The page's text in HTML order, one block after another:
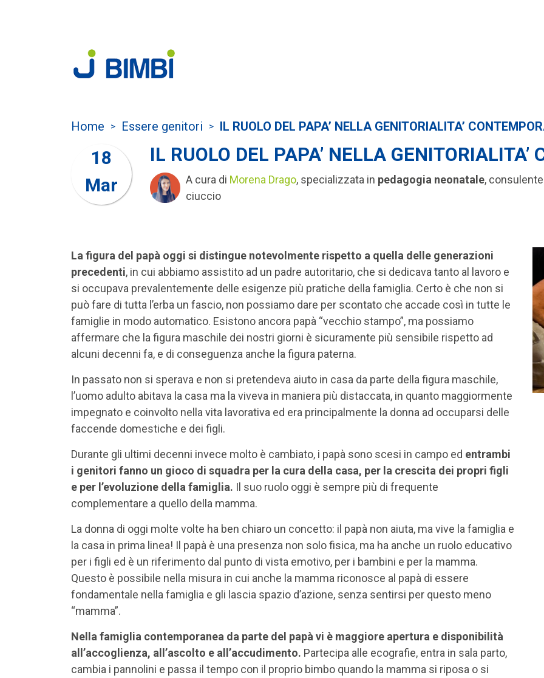
Home > Essere genitori > IL RUOLO DEL PAPA’ NELLA GENITORIALITA’
18
Mar
IL RUOLO DEL PAPA’ NELLA GENITORIALITA’
A cura di Morena Drago, specializzata in pedagogia neonatale,
ciuccio
La figura del papà oggi si distingue notevolmente rispetto a quella delle generazioni
precedenti, in cui abbiamo assistito ad un padre autoritario, che si dedicava tanto al lavoro e
si occupava prevalentemente delle esigenze più pratiche della famiglia. Certo è che non si
può fare di tutta l’erba un fascio, non possiamo dare per scontato che accade così in tutte le
famiglie in modo automatico. Esistono ancora papà “vecchio stampo”, ma possiamo
affermare che la figura maschile dei nostri giorni è sicuramente più sensibile rispetto ad
alcuni decenni fa, e di conseguenza anche la figura paterna.
In passato non si sperava e non si pretendeva aiuto in casa da parte della figura maschile,
l’uomo adulto abitava la casa ma la viveva in maniera più distaccata, in quanto maggiormente
impegnato e coinvolto nella vita lavorativa ed era principalmente la donna ad occuparsi delle
faccende domestiche e dei figli.
Durante gli ultimi decenni invece molto è cambiato, i papà sono scesi in campo ed entrambi
i genitori fanno un gioco di squadra per la cura della casa, per la crescita dei propri figli
e per l’evoluzione della famiglia. Il suo ruolo oggi è sempre più di frequente
complementare a quello della mamma.
La donna di oggi molte volte ha ben chiaro un concetto: il papà non aiuta, ma vive la famiglia e
la casa in prima linea! Il papà è una presenza non solo fisica, ma ha anche un ruolo educativo
per i figli ed è un riferimento dal punto di vista emotivo, per i bambini e per la mamma.
Questo è possibile nella misura in cui anche la mamma riconosce al papà di essere
fondamentale nella famiglia e gli lascia spazio d’azione, senza sentirsi per questo meno
“mamma”.
Nella famiglia contemporanea da parte del papà vi è maggiore apertura e disponibilità
all’accoglienza, all’ascolto e all’accudimento. Partecipa alle ecografie, entra in sala parto,
cambia i pannolini e passa il tempo con il proprio bimbo quando la mamma si riposa o si